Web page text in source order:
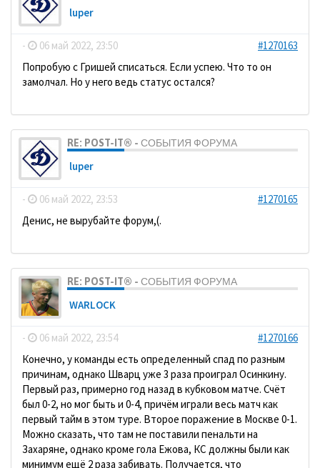
luper
- 06 май 2022, 23:50
#1270163
Попробую с Гришей списаться. Если успею. Что то он
замолчал. Но у него ведь статус остался?
RE: POST-IT® - СОБЫТИЯ ФОРУМА
luper
- 06 май 2022, 23:53
#1270165
Денис, не вырубайте форум,(.
RE: POST-IT® - СОБЫТИЯ ФОРУМА
WARLOCK
- 06 май 2022, 23:54
#1270166
Конечно, у команды есть определенный спад по разным
причинам, однако Шварц уже 3 раза проиграл Осинкину.
Первый раз, примерно год назад в кубковом матче. Счёт
был 0-2, но мог быть и 0-4, причём играли весь матч как
первый тайм в этом туре. Второе поражение в Москве 0-1.
Можно сказать, что там не поставили пенальти на
Захаряне, однако кроме гола Ежова, КС должны были как
минимум ещё 2 раза забивать. Получается, что